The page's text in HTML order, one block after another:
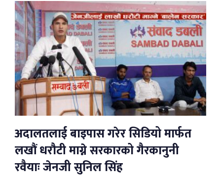
अदालतलाई बाइपास गरेर सिडियो मार्फत
लखौं धरौटी माग्ने सरकारको गैरकानुनी
रवैयाः जेनजी सुनिल सिंह